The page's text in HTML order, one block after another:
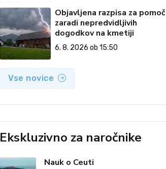
Objavljena razpisa za pomoč
zaradi nepredvidljivih
dogodkov na kmetiji
6. 8. 2026 ob 15:50
Vse novice
Ekskluzivno za naročnike
Nauk o Ceuti